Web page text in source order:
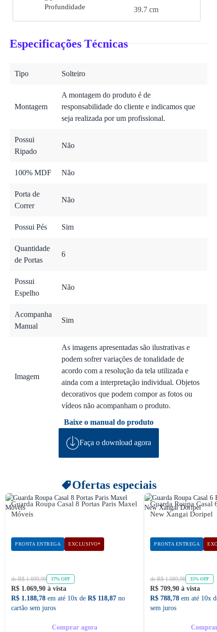
39.7 cm
Especificações Técnicas
Tipo Solteiro
Montagem
A montagem do produto é de
responsabilidade do cliente e indicamos que
seja realizada por um profissional.
Possui
Ripado
Não
100% MDF Não
Porta de
Correr
Não
Possui Pés Sim
Quantidade
de Portas
6
Possui
Espelho
Não
Acompanha
Manual
Sim
Imagem
As imagens apresentadas são ilustrativas e
podem sofrer variações de tonalidade de
acordo com a resolução da tela utilizada e
ainda com a interpretação individual. Objetos
decorativos que podem compor as fotos ou
vídeos não acompanham o produto.
Baixe o manual do produto
Faça o download agora
Ofertas especiais
Guarda Roupa Casal 8 Portas Paris Maxel
Móveis
PRONTA ENTREGA EXCLUSIVO*
de R$ 1.699,90 37% OFF
R$ 1.069,90 à vista
R$ 1.188,78 em até 10x de R$ 118,87 no
cartão sem juros
Comprar agora
Guarda Roupa Casal
New Xangai Doripel
PRONTA ENTREGA
de R$ 1.089,90 35% OFF
R$ 709,90 à vista
R$ 788,78 em até 10x
sem juros